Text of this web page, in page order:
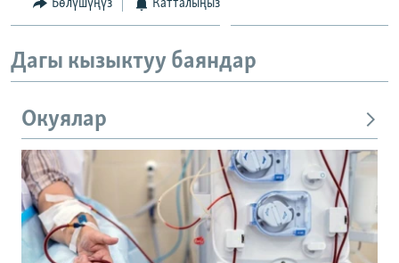
Бөлүшүңүз Катталыңыз
Дагы кызыктуу баяндар
Окуялар